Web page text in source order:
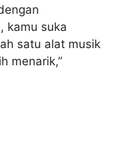
kamu suka
satu alat musik
menarik,”